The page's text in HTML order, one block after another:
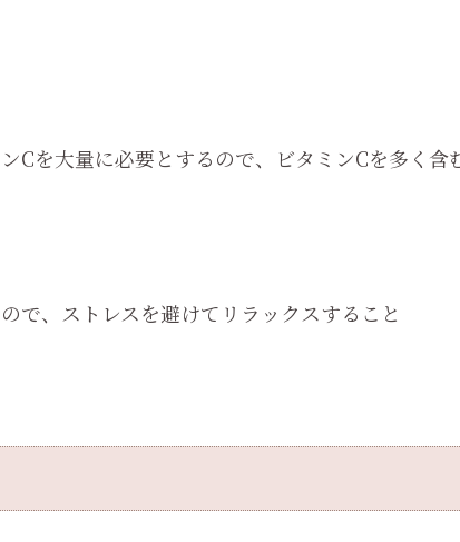
Cを大量に必要とするので、ビタミンCを多く含
で、ストレスを避けてリラックスすること